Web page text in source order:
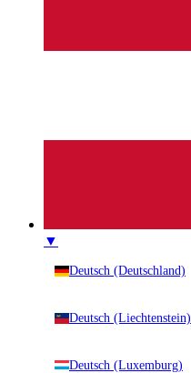
▼
Deutsch (Deutschland)
Deutsch (Liechtenstein)
Deutsch (Luxemburg)